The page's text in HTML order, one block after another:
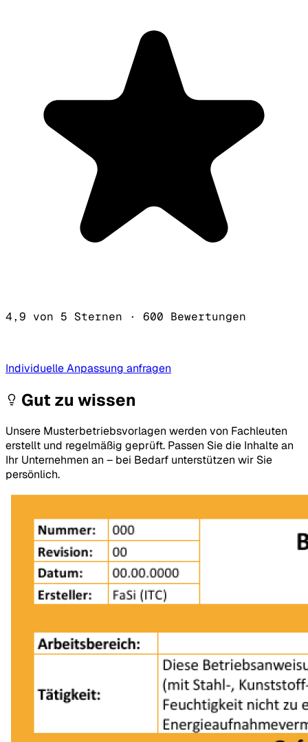
4,9 von 5 Sternen · 600 Bewertungen
Individuelle Anpassung anfragen
Gut zu wissen
Unsere Musterbetriebsvorlagen werden von Fachleuten
erstellt und regelmäßig geprüft. Passen Sie die Inhalte an
Ihr Unternehmen an – bei Bedarf unterstützen wir Sie
persönlich.